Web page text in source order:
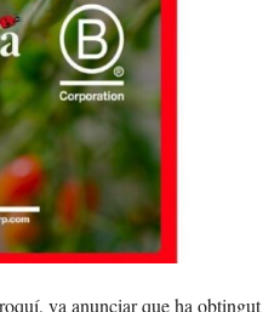
va anunciar que ha obtingut